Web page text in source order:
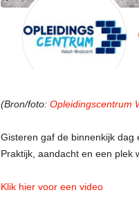
(Bron/foto:Opleidingscentrum
Gisteren gaf de binnenkijk dag
Praktijk, aandacht en een plek
Klik hier voor een video